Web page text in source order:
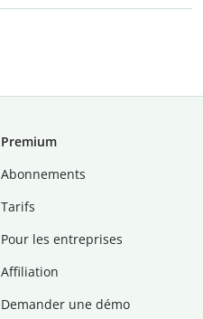
Premium
Abonnements
Tarifs
Pour les entreprises
Affiliation
Demander une démo